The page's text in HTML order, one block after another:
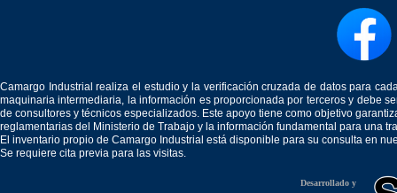
Camargo Industrial realiza el estudio y la verificación cruzada de datos para
maquinaria intermediaria, la información es proporcionada por terceros y debe
de consultores y técnicos especializados. Este apoyo tiene como objetivo
reglamentarias del Ministerio de Trabajo y la información fundamental para una
El inventario propio de Camargo Industrial está disponible para su consulta en
Se requiere cita previa para las visitas.
Desarrollado y